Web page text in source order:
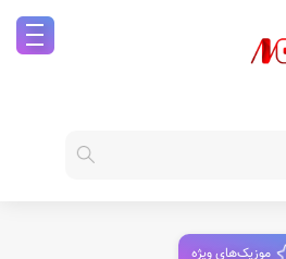
موزیک‌های ویژه